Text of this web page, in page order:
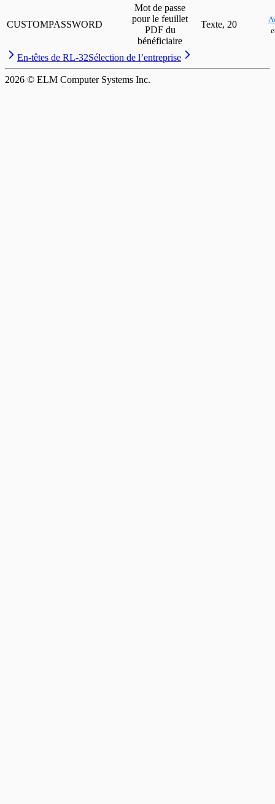
CUSTOMPASSWORD
Mot de passe
pour le feuillet
PDF du
bénéficiaire
Texte, 20
En-têtes de RL-32Sélection de l’entreprise
2026 © ELM Computer Systems Inc.